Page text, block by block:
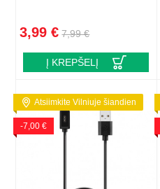
3,99 € 7,99 €
Į KREPŠELĮ
Atsiimkite Vilniuje šiandien
-7,00 €